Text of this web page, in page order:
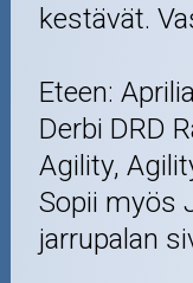
kestävät.
Eteen:
Derbi DRD
Agility,
Sopii myös
jarrupalan